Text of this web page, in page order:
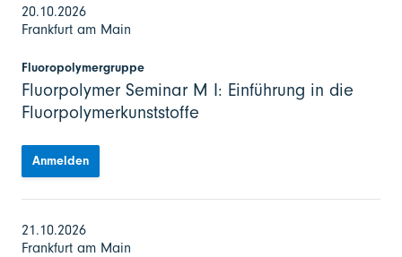
20.10.2026
Frankfurt am Main
Fluoropolymergruppe
Fluorpolymer Seminar M I: Einführung in die
Fluorpolymerkunststoffe
Anmelden
21.10.2026
Frankfurt am Main